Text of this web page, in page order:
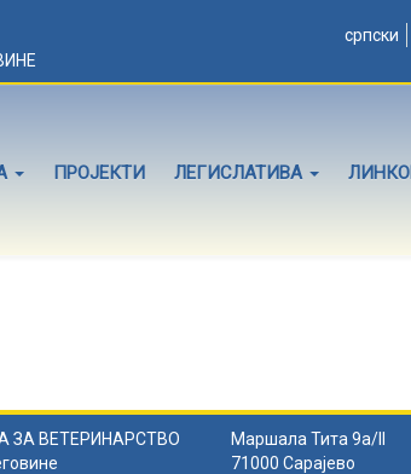
српски
ПРОЈЕКТИ ЛЕГИСЛАТИВА
ЗА ВЕТЕРИНАРСТВО
Маршала Тита 9а/II
71000 Сарајево